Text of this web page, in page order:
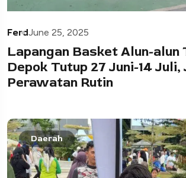
FerdJune 25, 2025
Lapangan Basket Alun-alun
Depok Tutup 27 Juni-14 Juli,
Perawatan Rutin
Daerah